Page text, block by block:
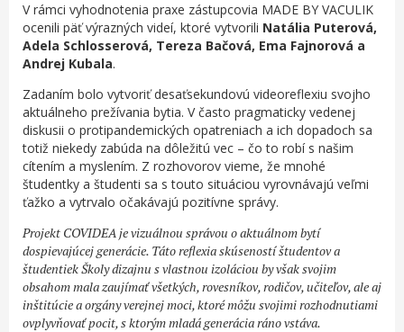
V rámci vyhodnotenia praxe zástupcovia MADE BY VACULIK
ocenili päť výrazných videí, ktoré vytvorili Natália Puterová,
Adela Schlosserová, Tereza Bačová, Ema Fajnorová a
Andrej Kubala.
Zadaním bolo vytvoriť desaťsekundovú videoreflexiu svojho
aktuálneho prežívania bytia. V často pragmaticky vedenej
diskusii o protipandemických opatreniach a ich dopadoch sa
totiž niekedy zabúda na dôležitú vec – čo to robí s našim
cítením a myslením. Z rozhovorov vieme, že mnohé
študentky a študenti sa s touto situáciou vyrovnávajú veľmi
ťažko a vytrvalo očakávajú pozitívne správy.
Projekt COVIDEA je vizuálnou správou o aktuálnom bytí
dospievajúcej generácie. Táto reflexia skúseností študentov a
študentiek Školy dizajnu s vlastnou izoláciou by však svojim
obsahom mala zaujímať všetkých,rovesníkov, rodičov,učiteľov, ale aj
inštitúcie a orgány verejnej moci, ktoré môžu svojimi rozhodnutiami
ovplyvňovať pocit, s ktorým mladá generácia ránovstáva.